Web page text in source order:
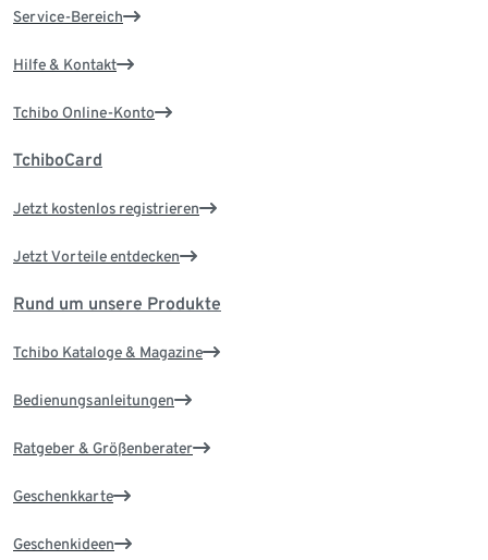
Service-Bereich
Hilfe & Kontakt
Tchibo Online-Konto
TchiboCard
Jetzt kostenlos registrieren
Jetzt Vorteile entdecken
Rund um unsere Produkte
Tchibo Kataloge & Magazine
Bedienungsanleitungen
Ratgeber & Größenberater
Geschenkkarte
Geschenkideen